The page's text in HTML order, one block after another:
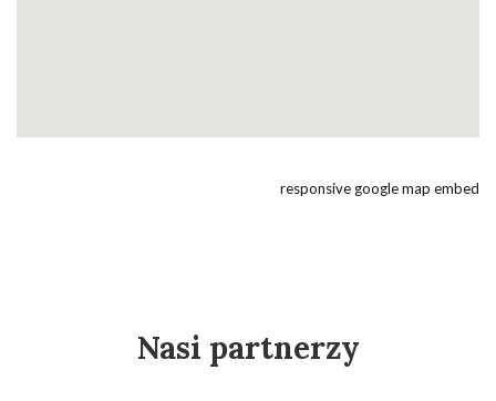
responsive google map embed
Nasi partnerzy